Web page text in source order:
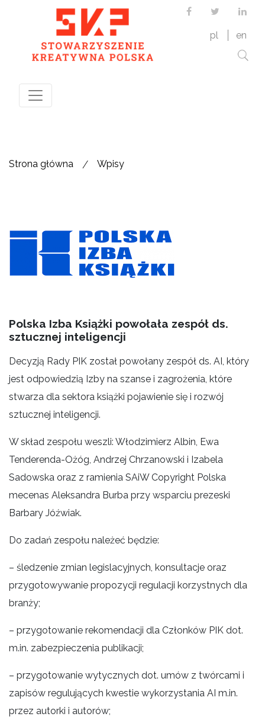
FacebookTwitter
pl en
Strona główna / Wpisy
Polska Izba Książki powołała zespół ds.
sztucznej inteligencji
Decyzją Rady PIK został powołany zespół ds. AI, który
jest odpowiedzią Izby na szanse i zagrożenia, które
stwarza dla sektora książki pojawienie się i rozwój
sztucznej inteligencji.
W skład zespołu weszli: Włodzimierz Albin, Ewa
Tenderenda-Ożóg, Andrzej Chrzanowski i Izabela
Sadowska oraz z ramienia SAiW Copyright Polska
mecenas Aleksandra Burba przy wsparciu prezeski
Barbary Jóźwiak.
Do zadań zespołu należeć będzie:
– śledzenie zmian legislacyjnych, konsultacje oraz
przygotowywanie propozycji regulacji korzystnych dla
branży;
– przygotowanie rekomendacji dla Członków PIK dot.
m.in. zabezpieczenia publikacji;
– przygotowanie wytycznych dot. umów z twórcami i
zapisów regulujących kwestie wykorzystania AI m.in.
przez autorki i autorów;